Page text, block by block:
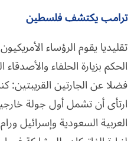
ترامب يكتشف فلسطين
تقليديا يقوم الرؤساء
الحكم بزيارة الحلفاء
فضلا عن الجارتين
ارتأى أن تشمل أول جولة
العربية السعودية وإسرائيل